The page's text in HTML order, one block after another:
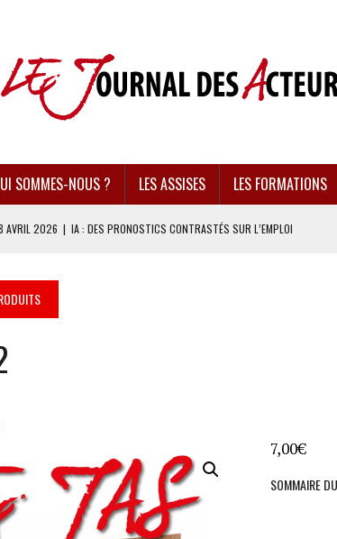
SOMMES-NOUS ? LES ASSISES LES FORMATIONS
AVRIL 2026 | IA : DES PRONOSTICS CONTRASTÉS SUR L’EMPLOI
PRESSE D’INFORMATION : UNE ÉCONOMIE DANGEREUSEMENT FRAGILISÉE
CARAÏBES : LES RÉCIFS CORALLIENS AU BORD DE L’EFFONDREMENT
7,00€
SOMMAIRE